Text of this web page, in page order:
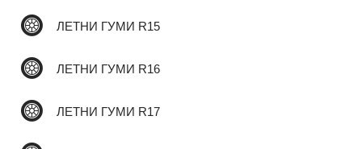
ЛЕТНИ ГУМИ R15
ЛЕТНИ ГУМИ R16
ЛЕТНИ ГУМИ R17